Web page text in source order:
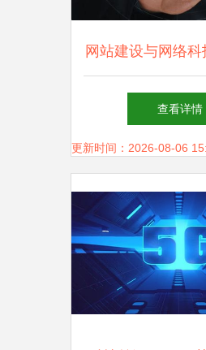
网站建设与网络
合营销方案 25个
实战技
查看详情
更新时间：2026-08-06